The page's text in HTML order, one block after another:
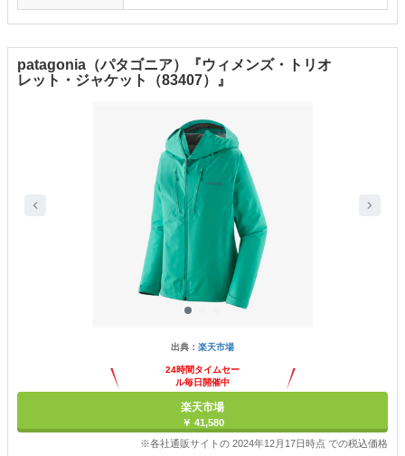
patagonia（パタゴニア）『ウィメンズ・トリオ
レット・ジャケット（83407）』
出典： 楽天市場
24時間タイムセー
ル毎日開催中
楽天市場
￥ 41,580
※各社通販サイトの 2024年12月17日時点 での税込価格